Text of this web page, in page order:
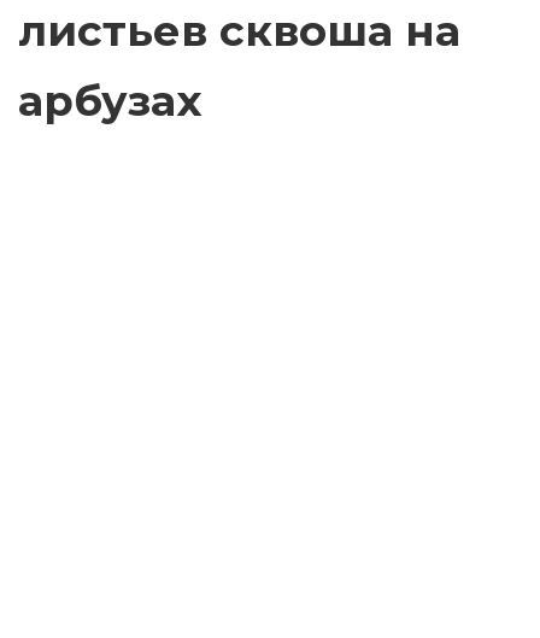
листьев сквоша на
арбузах